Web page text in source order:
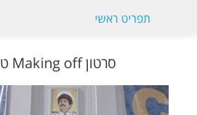
תפריט ראשי
סרטון Making off טריפל סי